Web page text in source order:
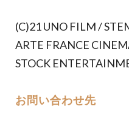
(C)21 UNO FILM /
ARTE FRANCE
STOCK
お問い合わせ先